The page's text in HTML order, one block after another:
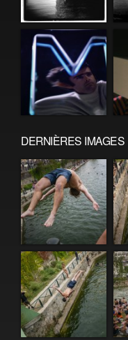
DERNIÈRES IMAGES